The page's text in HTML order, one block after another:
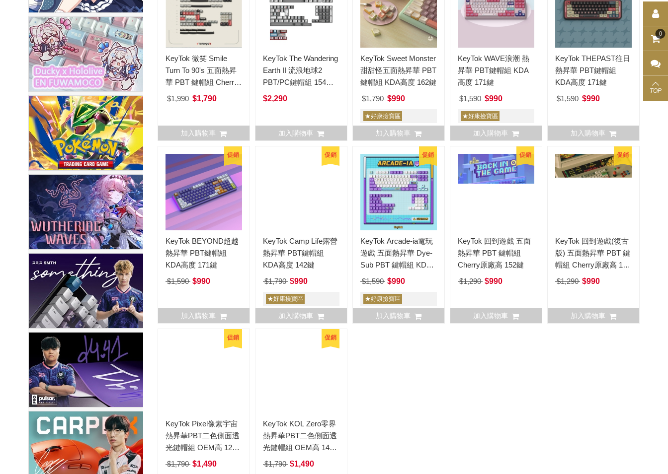
KeyTok 微笑 Smile
Turn To 90's 五面熱昇
華 PBT 鍵帽組 Cherry
原廠高 163鍵 (含1個樹
$1,990 $1,790
加入購物車
KeyTok The Wandering
Earth II 流浪地球2
PBT/PC鍵帽組 154鍵
英文
$2,290
加入購物車
KeyTok Sweet Monster
甜甜怪五面熱昇華 PBT
鍵帽組 KDA高度 162鍵
$1,790 $990
★好康撿寶區
加入購物車
KeyTok WAVE浪潮 熱
昇華 PBT鍵帽組 KDA
高度 171鍵
$1,590 $990
★好康撿寶區
加入購物車
KeyTok THEPAST往日
熱昇華 PBT鍵帽組
KDA高度 171鍵
$1,590 $990
加入購物車
促銷
KeyTok BEYOND超越
熱昇華 PBT鍵帽組
KDA高度 171鍵
$1,590 $990
加入購物車
促銷
KeyTok Camp Life露營
熱昇華 PBT鍵帽組
KDA高度 142鍵
$1,790 $990
★好康撿寶區
加入購物車
促銷
KeyTok Arcade-ia電玩
遊戲 五面熱昇華 Dye-
Sub PBT 鍵帽組 KDS
高度 142鍵
$1,590 $990
★好康撿寶區
加入購物車
促銷
KeyTok 回到遊戲 五面
熱昇華 PBT 鍵帽組
Cherry原廠高 152鍵
$1,290 $990
加入購物車
促銷
KeyTok 回到遊戲(復古
版) 五面熱昇華 PBT 鍵
帽組 Cherry原廠高 152
鍵
$1,290 $990
加入購物車
促銷
KeyTok Pixel像素宇宙
熱昇華PBT二色側面透
光鍵帽組 OEM高 121
鍵
$1,790 $1,490
促銷
KeyTok KOL Zero零界
熱昇華PBT二色側面透
光鍵帽組 OEM高 142
鍵
$1,790 $1,490
0
TOP